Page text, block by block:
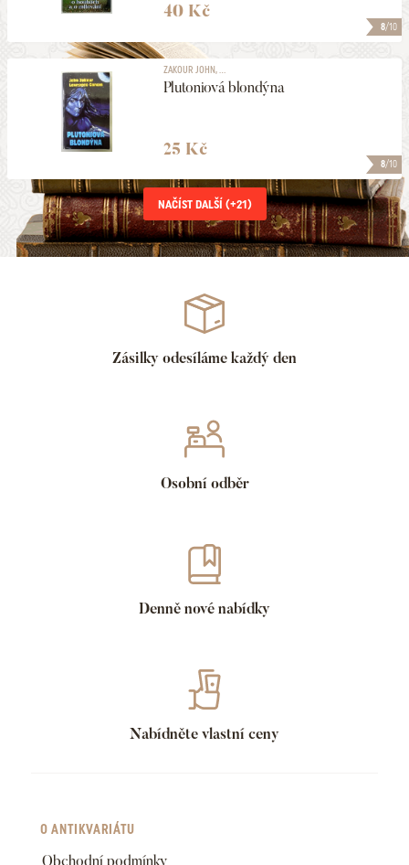
8/10
40 Kč
8/10
ZAKOUR JOHN, ...
Plutoniová blondýna
25 Kč
NAČÍST DALŠÍ (+21)
Zásilky odesíláme každý den
Osobní odběr
Denně nové nabídky
Nabídněte vlastní ceny
O ANTIKVARIÁTU
Obchodní podmínky